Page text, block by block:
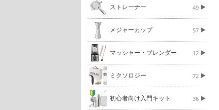
ストレーナー 49
メジャーカップ 57
マッシャー・ブレンダー 12
ミクソロジー 72
初心者向け入門キット 36